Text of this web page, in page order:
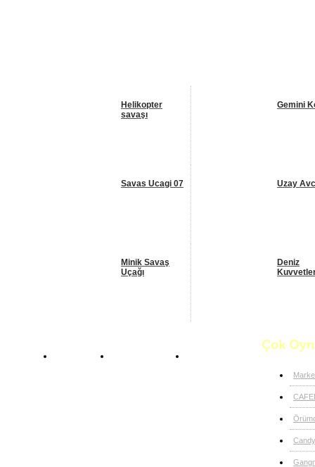
Helikopter
savaşı
Gemini
Savas Ucagi 07 Uzay
Minik Savaş
Uçağı
Deniz